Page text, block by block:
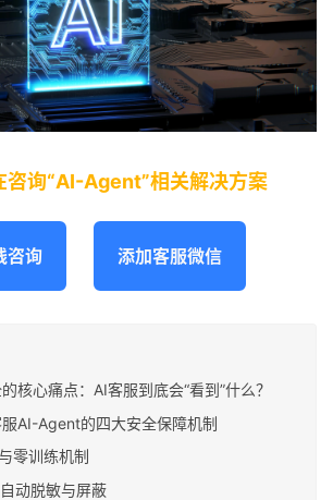
咨询“AI-Agent”相关解决方案
咨询 添加客服微信
核心痛点：AI客服到底会“看到”什么？
AI-Agent的四大安全保障机制
零训练机制
动脱敏与屏蔽